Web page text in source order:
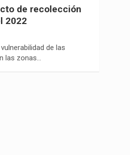
de recolección
2022
de las
las zonas…